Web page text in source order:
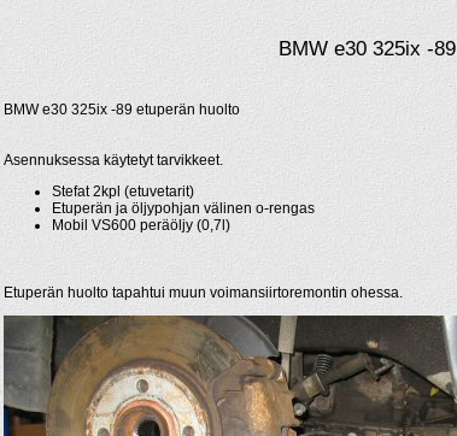
BMW e30 325ix -89
BMW e30 325ix -89 etuperän huolto
Asennuksessa käytetyt tarvikkeet.
Stefat 2kpl (etuvetarit)
Etuperän ja öljypohjan välinen o-rengas
Mobil VS600 peräöljy (0,7l)
Etuperän huolto tapahtui muun voimansiirtoremontin ohessa.